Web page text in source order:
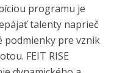
programu je
talenty naprieč
podmienky pre vznik
FEIT RISE